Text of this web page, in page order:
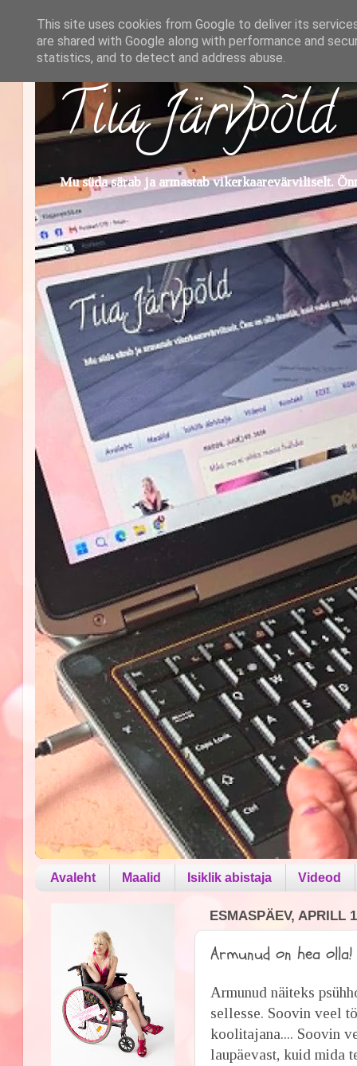
Tiia Järvpõld
Mu süda särab ja armastab vikerkaarevärviliselt.
Avaleht Maalid Isiklik abistaja Videod
ESMASPÄEV, APRILL
Armunud on hea olla!
Armunud näiteks
sellesse. Soovin veel
koolitajana.... Soovin
laupäevast, kuid mida
This site uses cookies from Google to deliver its
are shared with Google along with performance and
statistics, and to detect and address abuse.